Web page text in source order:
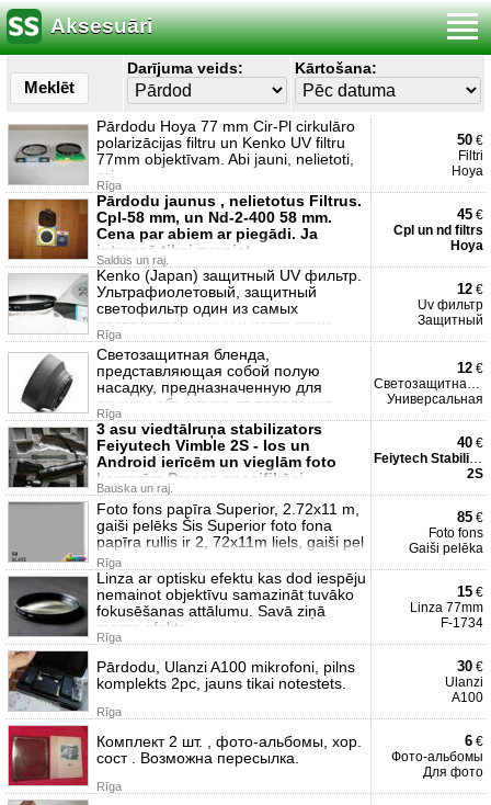
Aksesuāri
Meklēt
Darījuma veids: Kārtošana:
Pārdodu Hoya 77 mm Cir-Pl cirkulāro
polarizācijas filtru un Kenko UV filtru
77mm objektīvam. Abi jauni, nelietoti,
ori
Rīga
50 €
Filtri
Hoya
Pārdodu jaunus , nelietotus Filtrus.
Cpl-58 mm, un Nd-2-400 58 mm.
Cena par abiem ar piegādi. Ja
interesē tikai zvaniet,
Saldus un raj.
45 €
Cpl un nd filtrs
Hoya
Kenko (Japan) защитный UV фильтр.
Ультрафиолетовый, защитный
светофильтр один из самых
распространенных и часто прим
Rīga
12 €
Uv фильтр
Защитный
Светозащитная бленда,
представляющая собой полую
насадку, предназначенную для
защиты объектива от попадания
внутрь посто
Rīga
12 €
Светозащитная бленда
Универсальная
3 asu viedtālruņa stabilizators
Feiyutech Vimble 2S - Ios un
Android ierīcēm un vieglām foto
kamerām Preces specifikāci
Bauska un raj.
40 €
Feiytech Stabilizators
2S
Foto fons papīra Superior, 2.72x11 m,
gaiši pelēks Šis Superior foto fona
papīra rullis ir 2, 72x11m liels, gaiši pel
Rīga
85 €
Foto fons
Gaiši pelēka
Linza ar optisku efektu kas dod iespēju
nemainot objektīvu samazināt tuvāko
fokusēšanas attālumu. Savā ziņā
macro efekts
Rīga
15 €
Linza 77mm
F-1734
Pārdodu, Ulanzi A100 mikrofoni, pilns
komplekts 2pc, jauns tikai notestets.
Rīga
30 €
Ulanzi
A100
Комплект 2 шт. , фото-альбомы, хор.
сост . Возможна пересылка.
Rīga
6 €
Фото-альбомы
Для фото